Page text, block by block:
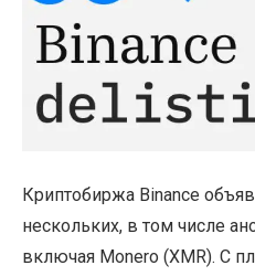
Криптобиржа Binance
нескольких, в том числе
включая Monero (XMR). С